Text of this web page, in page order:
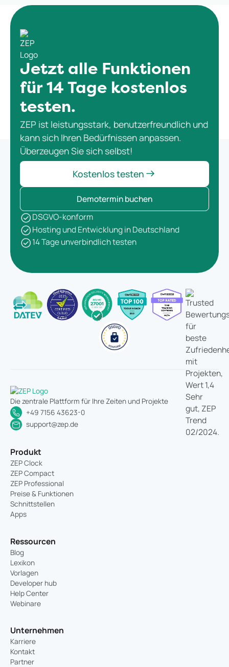
Jetzt alle Funktionen
für 14 Tage kostenlos
testen.
ZEP ist leistungsstark, benutzerfreundlich und
kann sich Ihren Bedürfnissen anpassen.
Überzeugen Sie sich selbst!
Kostenlos testen
Demotermin buchen
DSGVO-konform
Hosting und Entwicklung in Deutschland
14 Tage unverbindlich testen
Die zentrale Plattform für Ihre Zeiten und Projekte
+49 7156 43623-0
support@zep.de
Produkt
ZEP Clock
ZEP Compact
ZEP Professional
Preise & Funktionen
Schnittstellen
Apps
Ressourcen
Blog
Lexikon
Vorlagen
Developer hub
Help Center
Webinare
Unternehmen
Karriere
Kontakt
Partner